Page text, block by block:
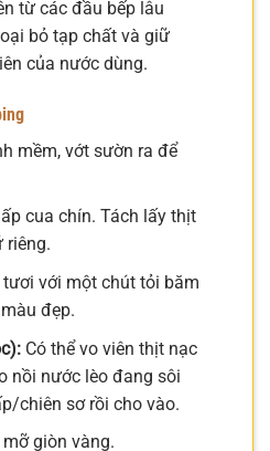
từ các đầu bếp lâu
bỏ tạp chất và giữ
của nước dùng.
mềm, vớt sườn ra để
cua chín. Tách lấy thịt
riêng.
với một chút tỏi băm
đẹp.
Có thể vo viên thịt nạc
nồi nước lèo đang sôi
chiên sơ rồi cho vào.
giòn vàng.